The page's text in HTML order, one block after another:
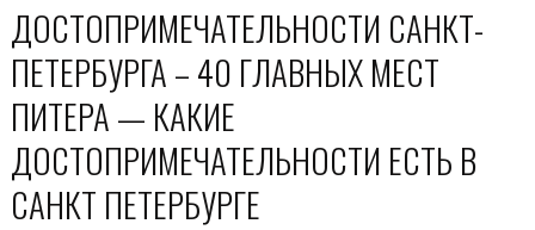
ДОСТОПРИМЕЧАТЕЛЬНОСТИ САНКТ-
ПЕТЕРБУРГА – 40 ГЛАВНЫХ МЕСТ
ПИТЕРА — КАКИЕ
ДОСТОПРИМЕЧАТЕЛЬНОСТИ ЕСТЬ В
САНКТ ПЕТЕРБУРГЕ